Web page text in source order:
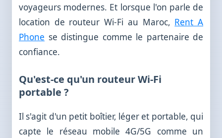
voyageurs modernes. Et lorsque l'on parle de
location de routeur Wi-Fi au Maroc, Rent A
Phone se distingue comme le partenaire de
confiance.
Qu'est-ce qu'un routeur Wi-Fi
portable ?
Il s'agit d'un petit boîtier, léger et portable, qui
capte le réseau mobile 4G/5G comme un